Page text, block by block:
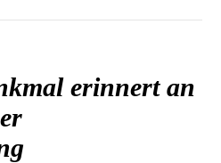
erinnert an